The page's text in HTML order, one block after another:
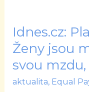
Idnes.cz:
Ženy jsou
svou
aktualita, Equal
Idnes.cz:
Platová
rovnost?
Ženy
jsou